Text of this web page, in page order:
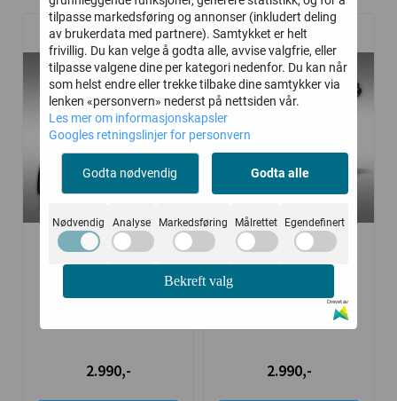
Klype / Grabb For
Brøyt M/Brakett
2.990,-
SKUFF 200MM TIL
EDDERKOPPGRAVER /
2.990,-
tilpasse markedsføring og annonser (inkludert deling
av brukerdata med partnere). Samtykket er helt
frivillig. Du kan velge å godta alle, avvise valgfrie, eller
tilpasse valgene dine per kategori nedenfor. Du kan når
som helst endre eller trekke tilbake dine samtykker via
lenken «personvern» nederst på nettsiden vår.
Les mer om informasjonskapsler
Googles retningslinjer for personvern
Godta nødvendig Godta alle
Nødvendig Analyse Markedsføring Målrettet Egendefinert
Bekreft valg
Drevet av